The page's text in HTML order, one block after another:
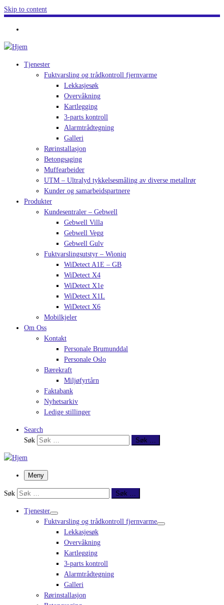
Skip to content
Tjenester
Fuktvarsling og trådkontroll fjernvarme
Lekkasjesøk
Overvåkning
Kartlegging
3-parts kontroll
Alarmtrådtegning
Galleri
Rørinstallasjon
Betongsaging
Muffearbeider
UTM – Ultralyd tykkelsesmåling av diverse metallrør
Kunder og samarbeidspartnere
Produkter
Kundesentraler – Gebwell
Gebwell Villa
Gebwell Vegg
Gebwell Gulv
Fuktvarslingsutstyr – Wioniq
WiDetect A1E – GB
WiDetect X4
WiDetect X1e
WiDetect X1L
WiDetect X6
Mobilkjeler
Om Oss
Kontakt
Personale Brumunddal
Personale Oslo
Bærekraft
Miljøfyrtårn
Faktabank
Nyhetsarkiv
Ledige stillinger
Search
Søk
Søk …
Meny
Søk Søk …
Tjenester
Fuktvarsling og trådkontroll fjernvarme
Lekkasjesøk
Overvåkning
Kartlegging
3-parts kontroll
Alarmtrådtegning
Galleri
Rørinstallasjon